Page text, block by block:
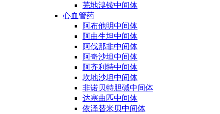
芜地溴铵中间体
心血管药
阿布他明中间体
阿曲生坦中间体
阿伐那非中间体
阿奇沙坦中间体
阿齐利特中间体
坎地沙坦中间体
非诺贝特胆碱中间体
达塞曲匹中间体
依泽替米贝中间体